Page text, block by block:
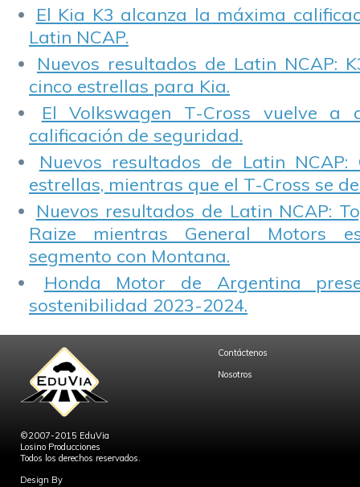
El Kia K3 alcanza la máxima
Latin NCAP.
Nuevos resultados de Latin NCAP:
cinco estrellas para Kia.
El Volkswagen T-Cross vuelve a
calificación de seguridad.
Nuevos resultados de Latin NCAP:
estrellas, mientras que el T-Cross se
Nuevos resultados de Latin NCAP:
Raize mientras General Motors
segmento con Montana.
Honda Motor de Argentina
sostenibilidad 2023-2024.
©2007-2015 EduVia
Losino Producciones
Todos los derechos reservados.
Design By
Contáctenos
Nosotros